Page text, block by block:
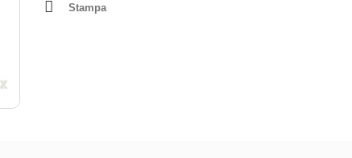
Stampa